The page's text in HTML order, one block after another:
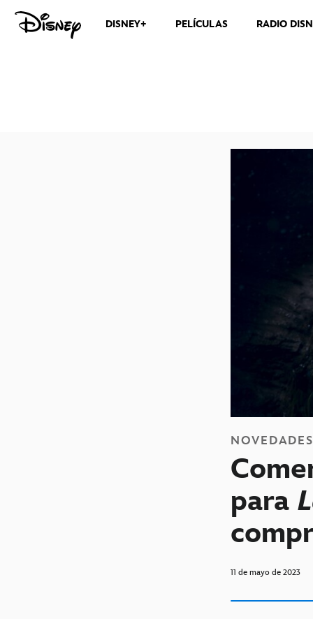
DISNEY+ PELÍCULAS RADIO
NOVEDADES
para
11 de mayo de 2023